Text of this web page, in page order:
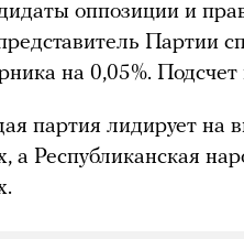
оппозиции и
Партии
на 0,05%. Подсчет
партия лидирует на
а Республиканская